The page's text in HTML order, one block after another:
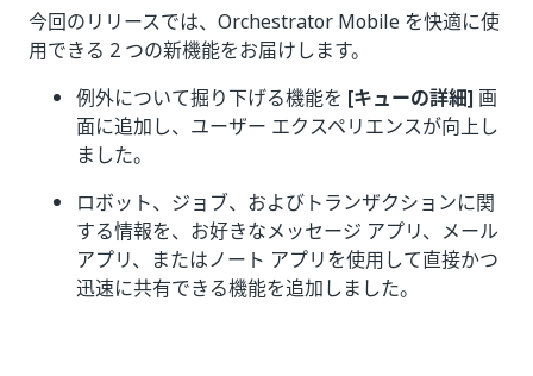
今回のリリースでは、Orchestrator Mobile を快適に使
用できる 2 つの新機能をお届けします。
例外について掘り下げる機能を [キューの詳細] 画
面に追加し、ユーザー エクスペリエンスが向上し
ました。
ロボット、ジョブ、およびトランザクションに関
する情報を、お好きなメッセージ アプリ、メール
アプリ、またはノート アプリを使用して直接かつ
迅速に共有できる機能を追加しました。